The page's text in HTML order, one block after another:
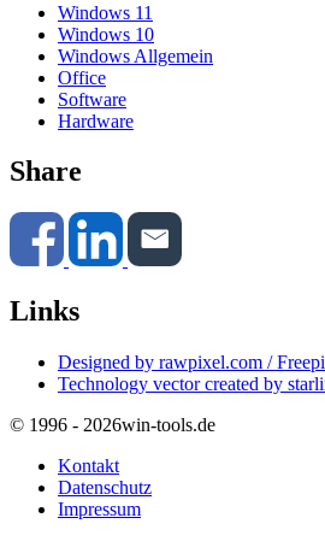
Windows 11
Windows 10
Windows Allgemein
Office
Software
Hardware
Share
Links
Designed by rawpixel.com /
Technology vector created by
© 1996 - 2026win-tools.de
Kontakt
Datenschutz
Impressum